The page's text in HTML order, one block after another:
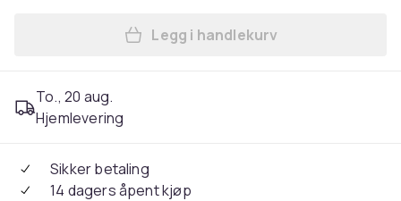
Legg Paw Patrol
Legg i handlekurv
To., 20 aug.
Hjemlevering
Sikker betaling
14 dagers åpent kjøp